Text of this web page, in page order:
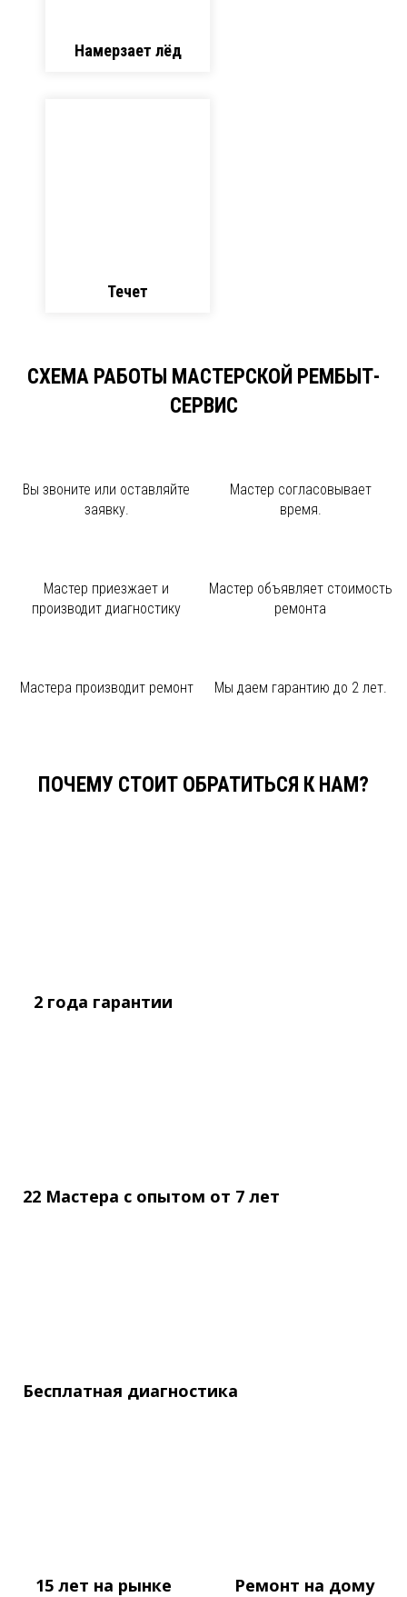
Намерзает лёд
Течет
СХЕМА РАБОТЫ МАСТЕРСКОЙ РЕМБЫТ-
СЕРВИС
Вы звоните или оставляйте
заявку.
Мастер согласовывает
время.
Мастер приезжает и
производит диагностику
Мастер объявляетстоимость
ремонта
Мастера производитремонт Мы даем гарантию до 2 лет.
ПОЧЕМУ СТОИТ ОБРАТИТЬСЯ К НАМ?
2 года гарантии
22 Мастера с опытом от 7 лет
Бесплатная диагностика
15 лет на рынке Ремонт на дому